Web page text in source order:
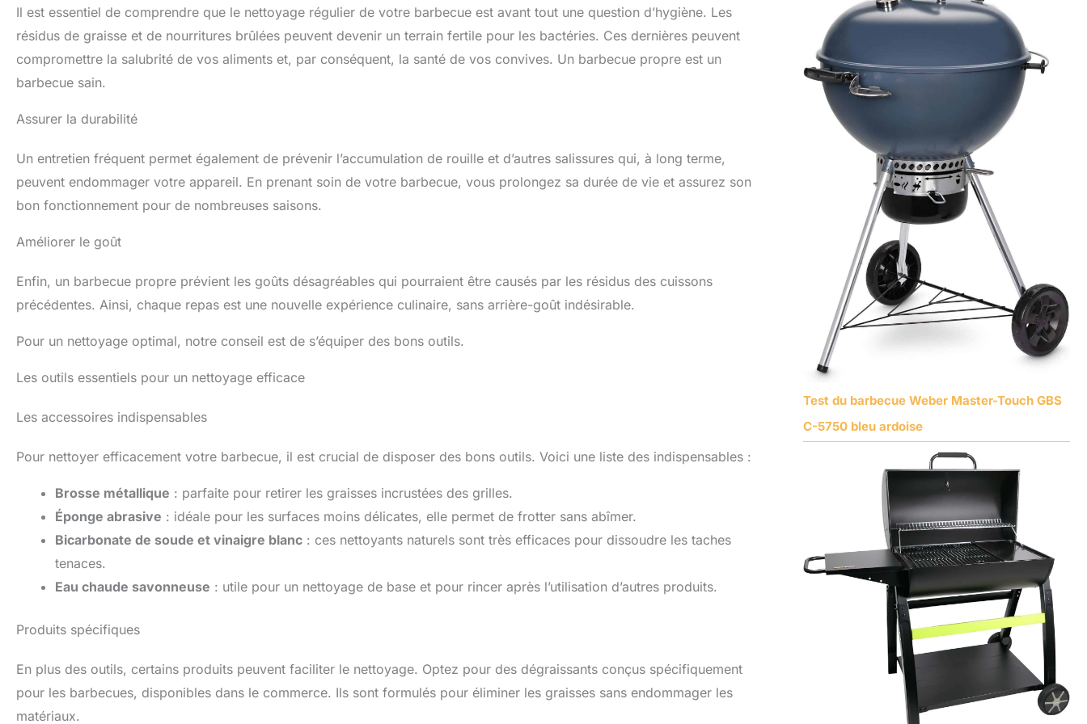
Il est essentiel de comprendre que le nettoyage régulier de votre barbecue est avant tout une question d’hygiène. Les
résidus de graisse et de nourritures brûlées peuvent devenir un terrain fertile pour les bactéries. Ces dernières peuvent
compromettre la salubrité de vos aliments et, par conséquent, la santé de vos convives. Un barbecue propre est un
barbecue sain.
Assurer la durabilité
Un entretien fréquent permet également de prévenir l’accumulation de rouille et d’autres salissures qui, à long terme,
peuvent endommager votre appareil. En prenant soin de votre barbecue, vous prolongez sa durée de vie et assurez son
bon fonctionnement pour de nombreuses saisons.
Améliorer le goût
Enfin, un barbecue propre prévient les goûts désagréables qui pourraient être causés par les résidus des cuissons
précédentes. Ainsi, chaque repas est une nouvelle expérience culinaire, sans arrière-goût indésirable.
Pour un nettoyage optimal, notre conseil est de s’équiper des bons outils.
Les outils essentiels pour un nettoyage efficace
Les accessoires indispensables
Pour nettoyer efficacement votre barbecue, il est crucial de disposer des bons outils. Voici une liste des indispensables :
Brosse métallique : parfaite pour retirer les graisses incrustées des grilles.
Éponge abrasive : idéale pour les surfaces moins délicates, elle permet de frotter sans abîmer.
Bicarbonate de soude et vinaigre blanc : ces nettoyants naturels sont très efficaces pour dissoudre les taches
tenaces.
Eau chaude savonneuse : utile pour un nettoyage de base et pour rincer après l’utilisation d’autres produits.
Produits spécifiques
En plus des outils, certains produits peuvent faciliter le nettoyage. Optez pour des dégraissants conçus spécifiquement
pour les barbecues, disponibles dans le commerce. Ils sont formulés pour éliminer les graisses sans endommager les
matériaux.
Test du barbecue Weber Master-Touch GBS
C-5750 bleu ardoise